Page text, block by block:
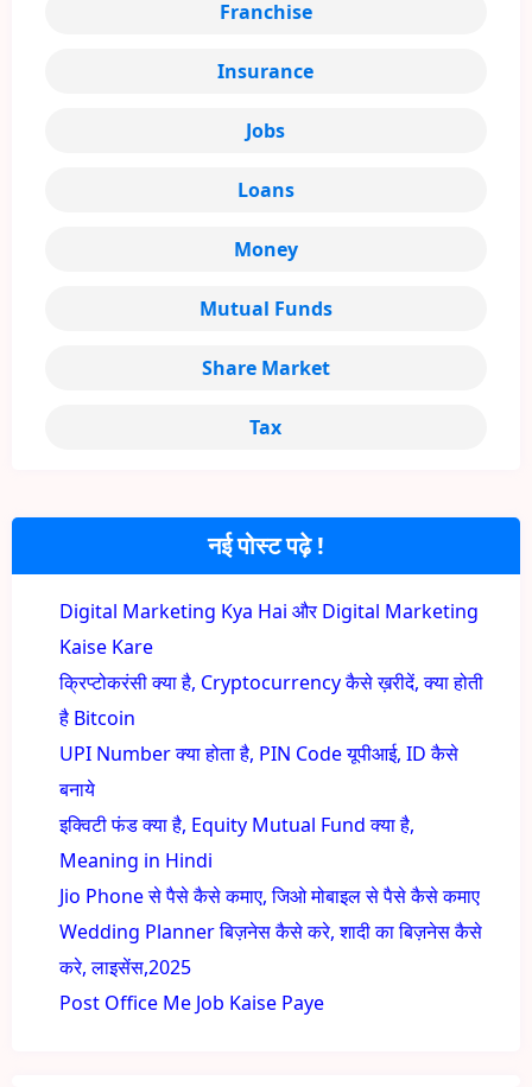
नई पोस्ट पढ़े !
Digital Marketing Kya Hai और Digital Marketing
Kaise Kare
क्रिप्टोकरंसी क्या है, Cryptocurrency कैसे ख़रीदें, क्या होती
है Bitcoin
UPI Number क्या होता है, PIN Code यूपीआई, ID कैसे
बनाये
इक्विटी फंड क्या है, Equity Mutual Fund क्या है,
Meaning in Hindi
Jio Phone से पैसे कैसे कमाए, जिओ मोबाइल से पैसे कैसे कमाए
Wedding Planner बिज़नेस कैसे करे, शादी का बिज़नेस कैसे
करे, लाइसेंस,2025
Post Office Me Job Kaise Paye
Franchise
Insurance
Jobs
Loans
Money
Mutual Funds
Share Market
Tax